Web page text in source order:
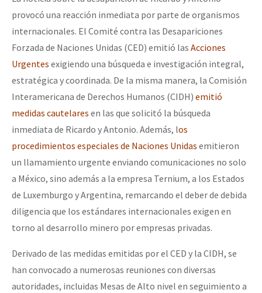
provocó una reacción inmediata por parte de organismos
internacionales. El Comité contra las Desapariciones
Forzada de Naciones Unidas (CED) emitió las Acciones
Urgentes exigiendo una búsqueda e investigación integral,
estratégica y coordinada. De la misma manera, la Comisión
Interamericana de Derechos Humanos (CIDH) emitió
medidas cautelares en las que solicitó la búsqueda
inmediata de Ricardo y Antonio. Además, los
procedimientos especiales de Naciones Unidas emitieron
un llamamiento urgente enviando comunicaciones no solo
a México, sino además a la empresa Ternium, a los Estados
de Luxemburgo y Argentina, remarcando el deber de debida
diligencia que los estándares internacionales exigen en
torno al desarrollo minero por empresas privadas.
Derivado de las medidas emitidas por el CED y la CIDH, se
han convocado a numerosas reuniones con diversas
autoridades, incluidas Mesas de Alto nivel en seguimiento a